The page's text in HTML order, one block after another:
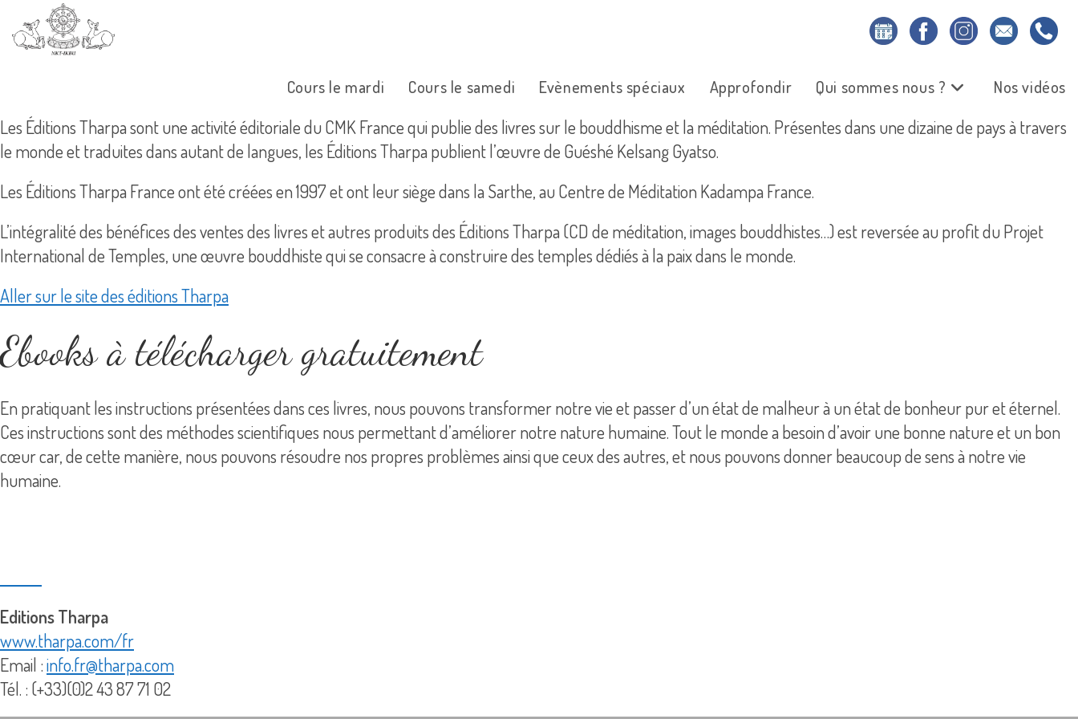
Cours le mardi Cours le samedi Evènements spéciaux Approfondir Qui sommes nous ? Nos vidéos
Les Éditions Tharpa sont une activité éditoriale du CMK France qui publie des livres sur le bouddhisme et la méditation. Présentes dans une dizaine de pays à travers
le monde et traduites dans autant de langues, les Éditions Tharpa publient l’œuvre de Guéshé Kelsang Gyatso.
Les Éditions Tharpa France ont été créées en 1997 et ont leur siège dans la Sarthe, au Centre de Méditation Kadampa France.
L’intégralité des bénéfices des ventes des livres et autres produits des Éditions Tharpa (CD de méditation, images bouddhistes…) est reversée au profit du Projet
International de Temples, une œuvre bouddhiste qui se consacre à construire des temples dédiés à la paix dans le monde.
Aller sur le site des éditions Tharpa
Ebooks à télécharger gratuitement
En pratiquant les instructions présentées dans ces livres, nous pouvons transformer notre vie et passer d’un état de malheur à un état de bonheur pur et éternel.
Ces instructions sont des méthodes scientifiques nous permettant d’améliorer notre nature humaine. Tout le monde a besoin d’avoir une bonne nature et un bon
cœur car, de cette manière, nous pouvons résoudre nos propres problèmes ainsi que ceux des autres, et nous pouvons donner beaucoup de sens à notre vie
humaine.
Editions Tharpa
www.tharpa.com/fr
Email :info.fr@tharpa.com
Tél. : (+33)(0)2 43 87 71 02